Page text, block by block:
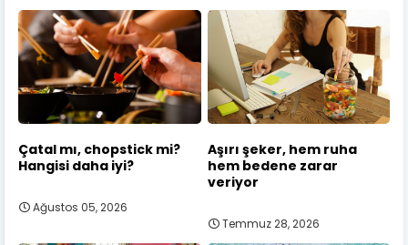
Çatal mı, chopstick mi?
Hangisi daha iyi?
Ağustos 05, 2026
Aşırı şeker, hem ruha
hem bedene zarar
veriyor
Temmuz 28, 2026